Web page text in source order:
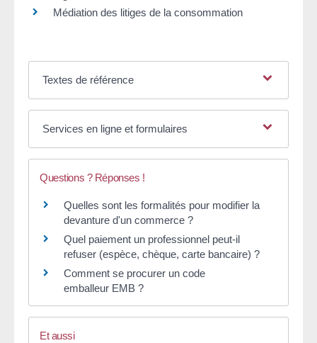
Médiation des litiges de la consommation
Textes de référence
Services en ligne et formulaires
Questions ? Réponses !
Quelles sont les formalités pour modifier la
devanture d'un commerce ?
Quel paiement un professionnel peut-il
refuser (espèce, chèque, carte bancaire) ?
Comment se procurer un code
emballeur EMB ?
Et aussi